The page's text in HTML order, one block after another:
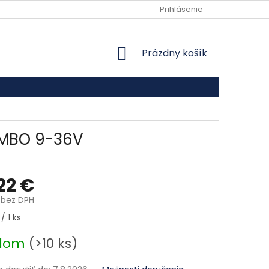
VŠEOBECNÉ OBCHODNÉ PODMIENKY PODMIENKY
Prihlásenie
NÁKUPNÝ KOŠÍK
Prázdny košík
9-36V
€
DPH
cena:
1 ks
(>10 ks)